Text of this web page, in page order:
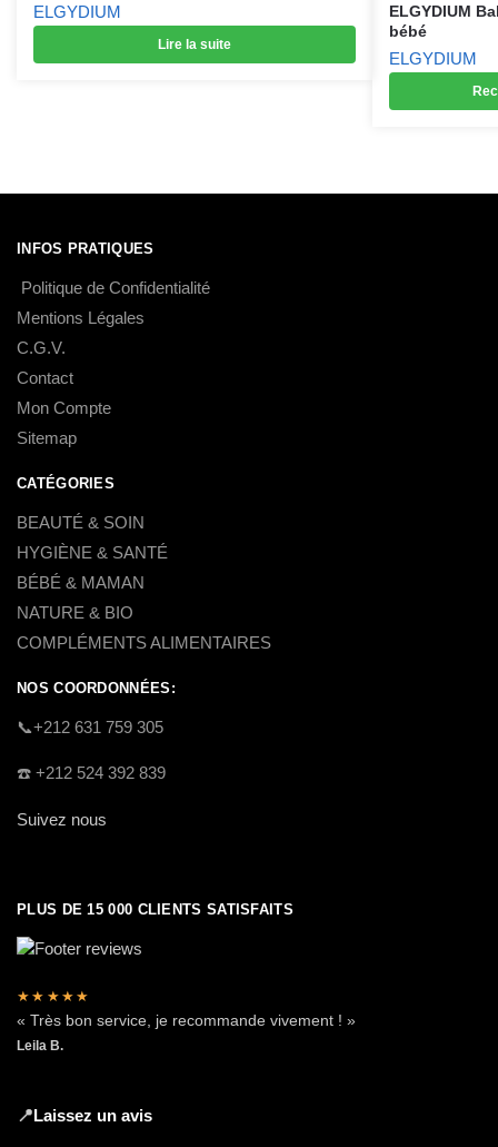
ELGYDIUM
Lire la suite
ELGYDIUM
bébé
ELGYDIUM
INFOS PRATIQUES
Politique de Confidentialité
Mentions Légales
C.G.V.
Contact
Mon Compte
Sitemap
CATÉGORIES
BEAUTÉ & SOIN
HYGIÈNE & SANTÉ
BÉBÉ & MAMAN
NATURE & BIO
COMPLÉMENTS ALIMENTAIRES
NOS COORDONNÉES:
​📞+212 631 759 305
☎️​ +212 524 392 839
Suivez nous
PLUS DE 15 000 CLIENTS SATISFAITS
★★★★★
« Très bon service, je recommande vivement ! »
Leila B.
📍Laissez un avis